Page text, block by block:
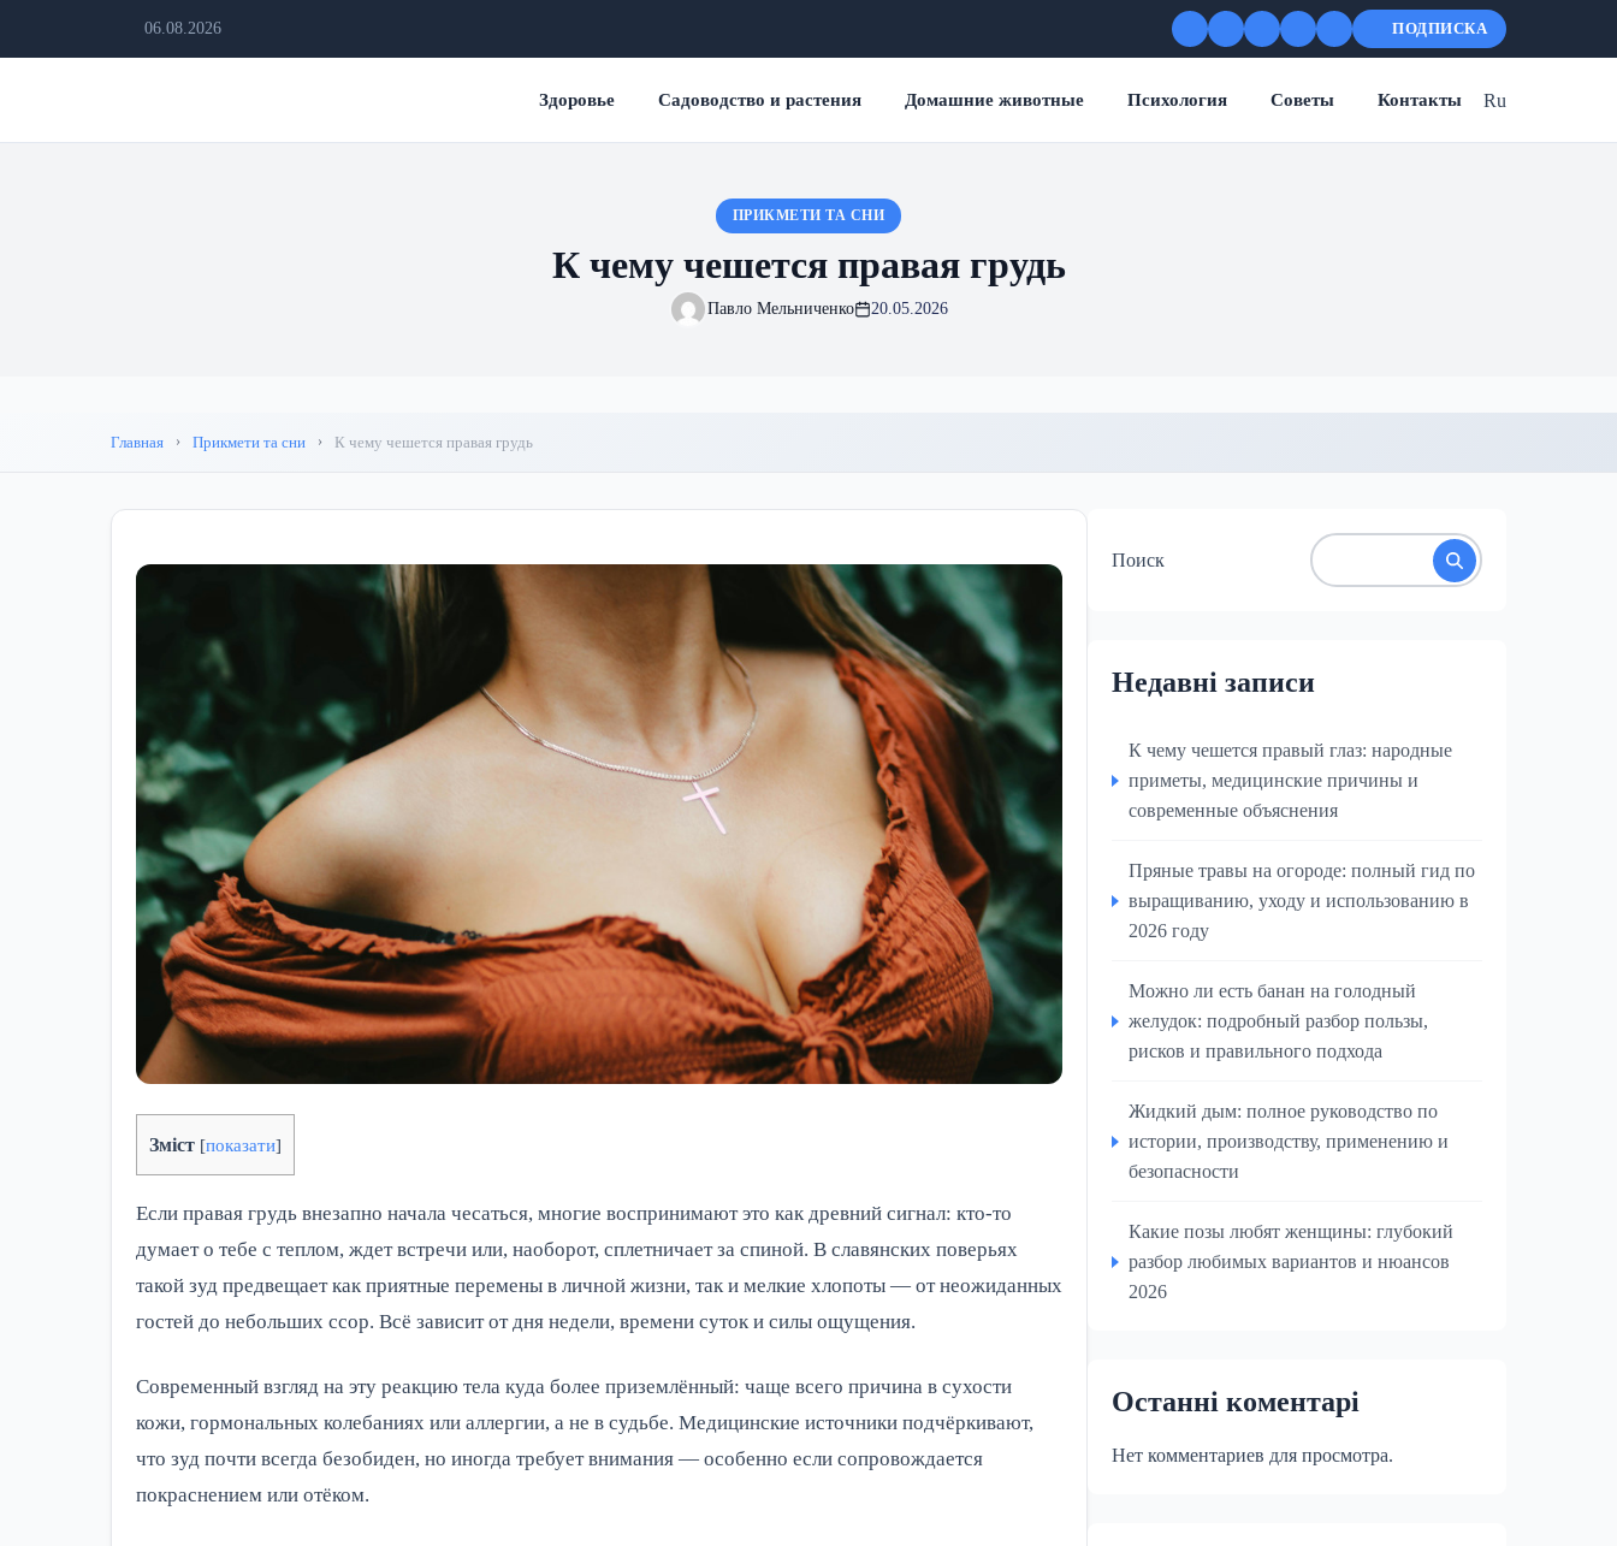
06.08.2026 ПОДПИСКА
Здоровье Садоводство и растения Домашние животные Психология Советы Контакты Ru
ПРИКМЕТИ ТА СНИ
К чему чешется правая грудь
Павло Мельниченко 20.05.2026
Главная Прикмети та сни К чему чешется правая грудь
Зміст [показати]
Если правая грудь внезапно начала чесаться, многие воспринимают это как древний сигнал: кто-то
думает о тебе с теплом, ждет встречи или, наоборот, сплетничает за спиной. В славянских поверьях
такой зуд предвещает как приятные перемены в личной жизни, так и мелкие хлопоты — от неожиданных
гостей до небольших ссор. Всё зависит от дня недели, времени суток и силы ощущения.
Современный взгляд на эту реакцию тела куда более приземлённый: чаще всего причина в сухости
кожи, гормональных колебаниях или аллергии, а не в судьбе. Медицинские источники подчёркивают,
что зуд почти всегда безобиден, но иногда требует внимания — особенно если сопровождается
покраснением или отёком.
Поиск
Недавні записи
К чему чешется правый глаз: народные
приметы, медицинские причины и
современные объяснения
Пряные травы на огороде: полный гид по
выращиванию, уходу и использованию в
2026 году
Можно ли есть банан на голодный
желудок: подробный разбор пользы,
рисков и правильного подхода
Жидкий дым: полное руководство по
истории, производству, применению и
безопасности
Какие позы любят женщины: глубокий
разбор любимых вариантов и нюансов
2026
Останні коментарі
Нет комментариев для просмотра.